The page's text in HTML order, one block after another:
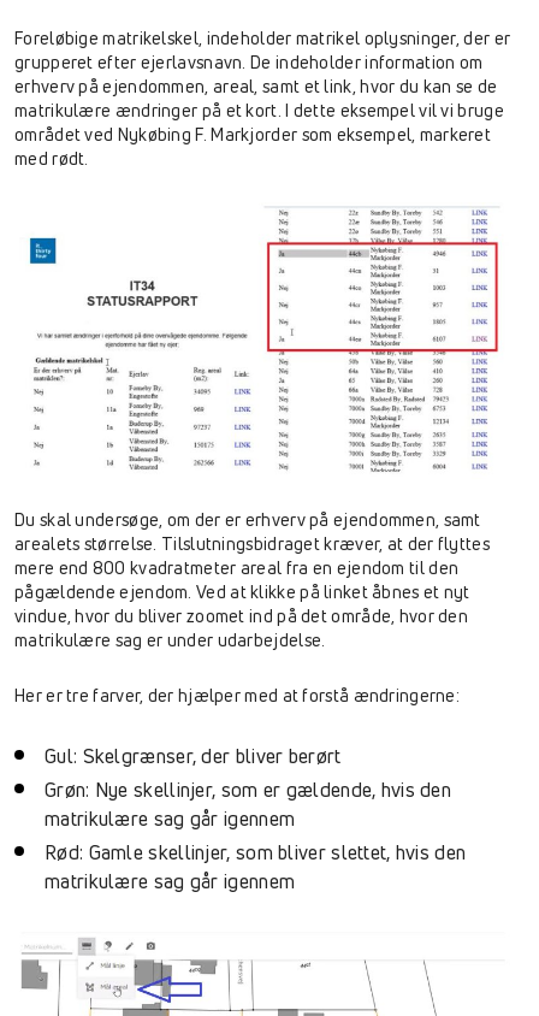
Foreløbige matrikelskel, indeholder matrikel oplysninger, der er
grupperet efter ejerlavsnavn. De indeholder information om
erhverv på ejendommen, areal, samt et link, hvor du kan se de
matrikulære ændringer på et kort. I dette eksempel vil vi bruge
området ved Nykøbing F. Markjorder som eksempel, markeret
med rødt.
Du skal undersøge, om der er erhverv på ejendommen, samt
arealets størrelse. Tilslutningsbidraget kræver, at der flyttes
mere end 800 kvadratmeter areal fra en ejendom til den
pågældende ejendom. Ved at klikke på linket åbnes et nyt
vindue, hvor du bliver zoomet ind på det område, hvor den
matrikulære sag er under udarbejdelse.
Her er tre farver, der hjælper med at forstå ændringerne:
Gul: Skelgrænser, der bliver berørt
Grøn: Nye skellinjer, som er gældende, hvis den
matrikulære sag går igennem
Rød: Gamle skellinjer, som bliver slettet, hvis den
matrikulære sag går igennem